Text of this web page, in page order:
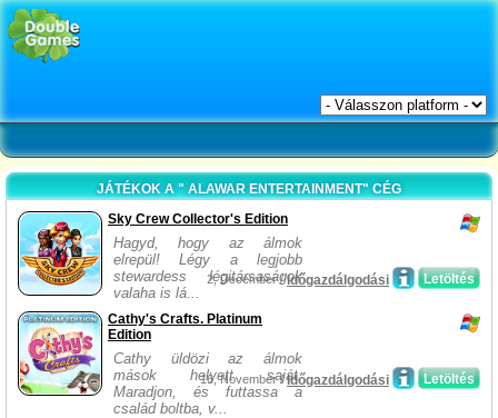
JÁTÉKOK A " ALAWAR ENTERTAINMENT" CÉG
Sky Crew Collector's Edition
Hagyd, hogy az álmok
elrepül! Légy a legjobb
stewardess légitársaságok
valaha is lá...
Letöltés
2, December /Időgazdálgodási
Cathy's Crafts. Platinum
Edition
Cathy üldözi az álmok
mások helyett saját.
Maradjon, és futtassa a
család boltba, v...
Letöltés
16, November /Időgazdálgodási